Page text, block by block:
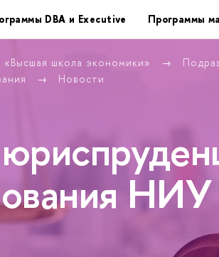
DBA и Executive Программы
«Высшая школа экономики»
Новости